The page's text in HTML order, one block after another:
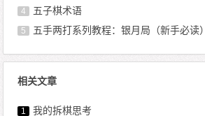
4 五子棋术语
5 五手两打系列教程：银月局（新手必读）
相关文章
1 我的拆棋思考